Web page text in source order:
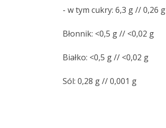
- w tym cukry: 6,3 g // 0,26 g
Błonnik: <0,5 g // <0,02 g
Białko: <0,5 g // <0,02 g
Sól: 0,28 g // 0,001 g